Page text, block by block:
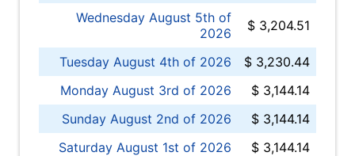
Wednesday August 5th of
2026
$ 3,204.51
Tuesday August 4th of 2026
$ 3,230.44
Monday August 3rd of 2026
$ 3,144.14
Sunday August 2nd of 2026
$ 3,144.14
Saturday August 1st of 2026
$ 3,144.14